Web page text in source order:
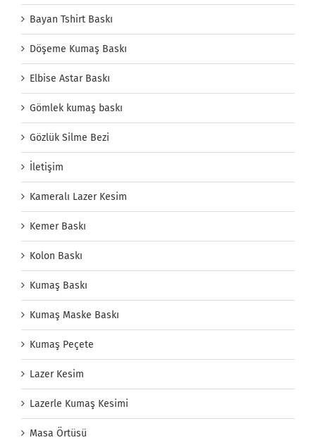
Bayan Tshirt Baskı
Döşeme Kumaş Baskı
Elbise Astar Baskı
Gömlek kumaş baskı
Gözlük Silme Bezi
İletişim
Kameralı Lazer Kesim
Kemer Baskı
Kolon Baskı
Kumaş Baskı
Kumaş Maske Baskı
Kumaş Peçete
Lazer Kesim
Lazerle Kumaş Kesimi
Masa Örtüsü